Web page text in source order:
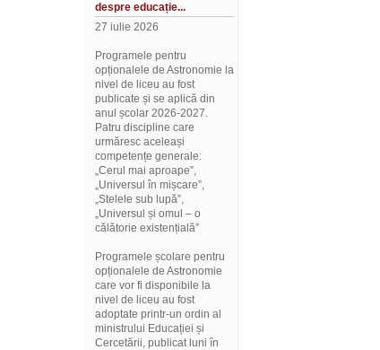
despre educație...
27 iulie 2026
Programele pentru
opționalele de Astronomie la
nivel de liceu au fost
publicate și se aplică din
anul școlar 2026-2027.
Patru discipline care
urmăresc aceleași
competențe generale:
„Cerul mai aproape”,
„Universul în mișcare”,
„Stelele sub lupă”,
„Universul și omul – o
călătorie existențială”
Programele școlare pentru
opționalele de Astronomie
care vor fi disponibile la
nivel de liceu au fost
adoptate printr-un ordin al
ministrului Educației și
Cercetării, publicat luni în